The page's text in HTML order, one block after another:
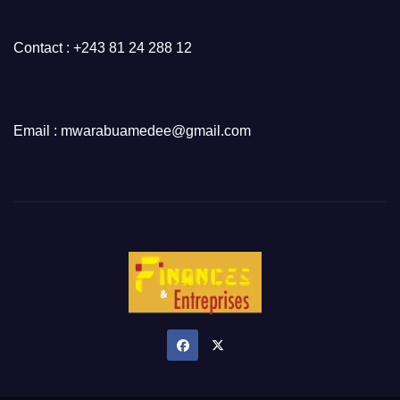
Contact : +243 81 24 288 12
Email : mwarabuamedee@gmail.com